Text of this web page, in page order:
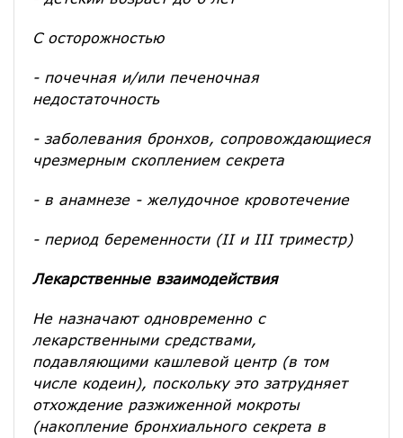
С осторожностью
- почечная и/или печеночная
недостаточность
- заболевания бронхов, сопровождающиеся
чрезмерным скоплением секрета
- в анамнезе - желудочное кровотечение
- период беременности (II и III триместр)
Лекарственные взаимодействия
Не назначают одновременно с
лекарственными средствами,
подавляющими кашлевой центр (в том
числе кодеин), поскольку это затрудняет
отхождение разжиженной мокроты
(накопление бронхиального секрета в